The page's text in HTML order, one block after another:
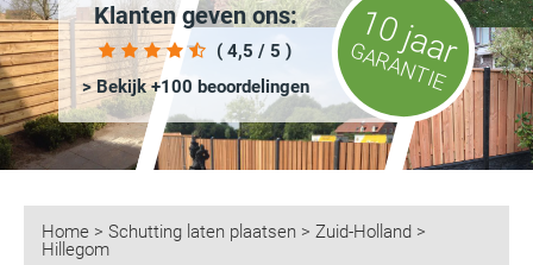
Klanten geven ons:
( 4,5 / 5 )
> Bekijk +100 beoordelingen
10 jaar
GARANTIE
Home > Schutting laten plaatsen > Zuid-Holland >
Hillegom